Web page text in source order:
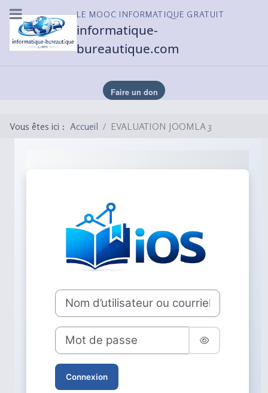
LE MOOC INFORMATIQUE GRATUIT
informatique-
bureautique.com
Vous êtes ici : Accueil EVALUATION JOOMLA 3